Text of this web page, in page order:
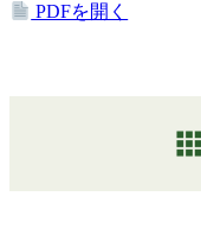
PDFを開く